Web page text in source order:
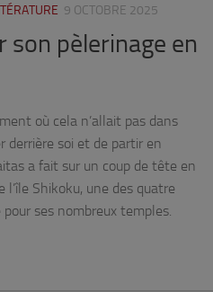
9 OCTOBRE 2025
son pèlerinage en
où cela n’allait pas dans
derrière soi et de partir en
a fait sur un coup de tête en
l’île Shikoku, une des quatre
ses nombreux temples.